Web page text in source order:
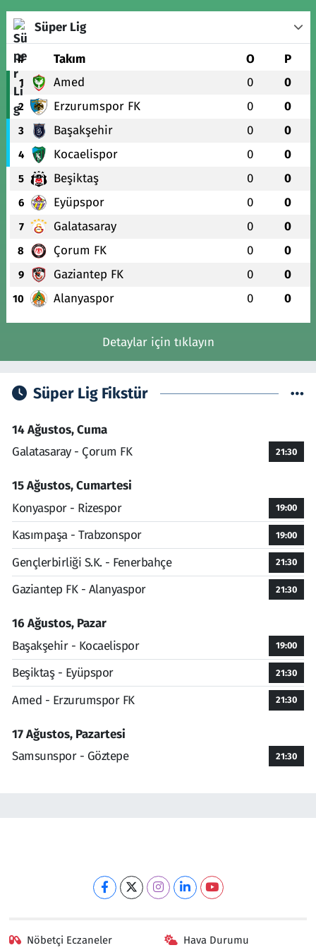
Süper Lig
# Takım O P
1 Amed 0 0
2 Erzurumspor FK 0 0
3 Başakşehir 0 0
4 Kocaelispor 0 0
5 Beşiktaş 0 0
6 Eyüpspor 0 0
7 Galatasaray 0 0
8 Çorum FK 0 0
9 Gaziantep FK 0 0
10 Alanyaspor 0 0
Detaylar için tıklayın
Süper Lig Fikstür
14 Ağustos, Cuma
Galatasaray - Çorum FK
21:30
15 Ağustos, Cumartesi
Konyaspor - Rizespor
19:00
Kasımpaşa - Trabzonspor 19:00
Gençlerbirliği S.K. - Fenerbahçe 21:30
Gaziantep FK - Alanyaspor 21:30
16 Ağustos, Pazar
Başakşehir - Kocaelispor
19:00
Beşiktaş - Eyüpspor 21:30
Amed - Erzurumspor FK 21:30
17 Ağustos, Pazartesi
Samsunspor - Göztepe
21:30
Nöbetçi Eczaneler Hava Durumu